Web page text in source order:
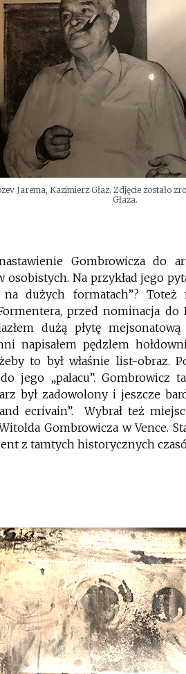
Jarema, Kazimierz Głaz. Zdjęcie zostało
Głaza.
Gombrowicza do
Na przykład jego
dużych formatach”? Toteż
przed nominacja
dużą płytę
napisałem pędzlem
to był właśnie list-obraz.
jego „palacu”. Gombrowicz
był zadowolony i jeszcze
ecrivain”. Wybrał też
Gombrowicza w Vence.
z tamtych historycznych